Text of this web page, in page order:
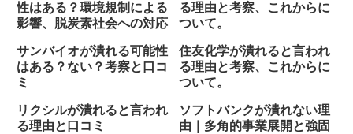
性はある？環境規制による
影響、脱炭素社会への対応
る理由と考察、これからに
ついて。
サンバイオが潰れる可能性
はある？ない？考察と口コ
ミ
住友化学が潰れると言われ
る理由と考察、これからに
ついて。
リクシルが潰れると言われ
る理由と口コミ
ソフトバンクが潰れない理
由｜多角的事業展開と強固